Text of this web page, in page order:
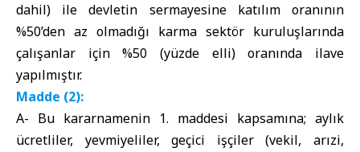
dahil) ile devletin sermayesine katılım oranının
%50’den az olmadığı karma sektör kuruluşlarında
çalışanlar için %50 (yüzde elli) oranında ilave
yapılmıştır.
Madde (2):
A- Bu kararnamenin 1. maddesi kapsamına; aylık
ücretliler, yevmiyeliler, geçici işçiler (vekil, arızi,